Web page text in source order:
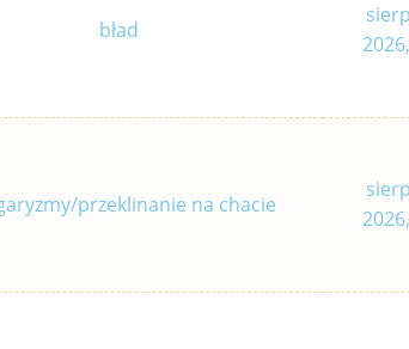
bład
przeklinanie na chacie